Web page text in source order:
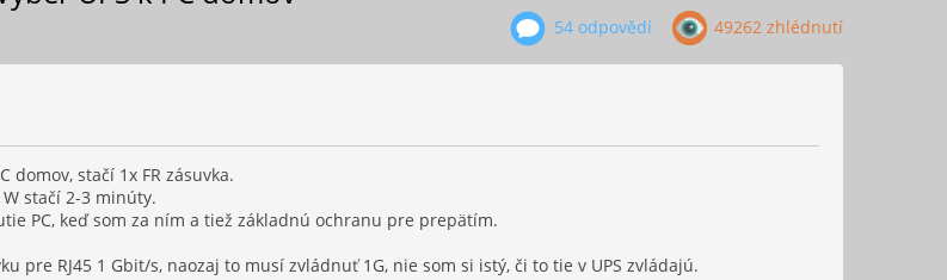
54 odpovědí 49262 zhlédnutí
domov, stačí 1x FR zásuvka.
stačí 2-3 minúty.
PC, keď som za ním a tiež základnú ochranu pre prepätím.
pre RJ45 1 Gbit/s, naozaj to musí zvládnuť 1G, nie som si istý, či to tie v UPS zvládajú.